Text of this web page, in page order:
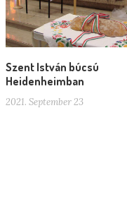
Szent István búcsú
Heidenheimban
2021. September 23